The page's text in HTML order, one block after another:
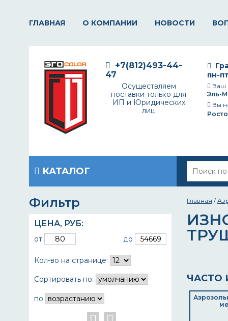
ГЛАВНАЯ О КОМПАНИИ НОВОСТИ
пн-
Ваш
Эль-
Вы
+7(812)493-44-
47
Осуществляем
поставки только для
ИП и Юридических
лиц
КАТАЛОГ
Фильтр
ЦЕНА, РУБ:
от до
Кол-во на странице:
Сортировать по:
по
Главная /
ЧАСТО